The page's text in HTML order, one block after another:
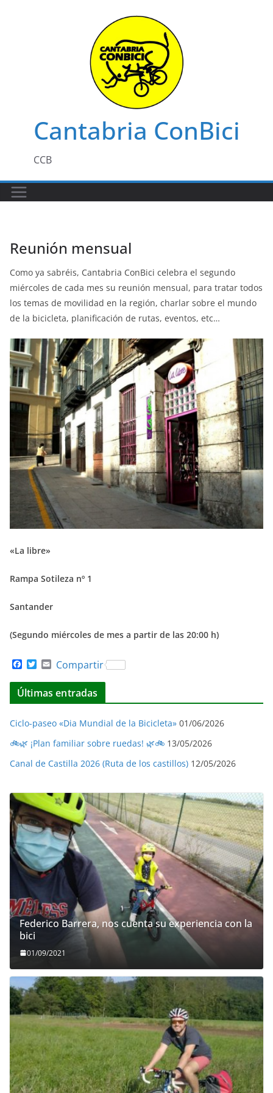
Cantabria ConBici
CCB
Reunión mensual
Como ya sabréis, Cantabria ConBici celebra el segundo
miércoles de cada mes su reunión mensual, para tratar todos
los temas de movilidad en la región, charlar sobre el mundo
de la bicicleta, planificación de rutas, eventos, etc…
«La libre»
Rampa Sotileza nº 1
Santander
(Segundo miércoles de mes a partir de las 20:00 h)
c
e
b
o
T
i
t
t
r
a
i
l
Compartir
Últimas entradas
Ciclo-paseo «Dia Mundial de la Bicicleta» 01/06/2026
🚲🌿 ¡Plan familiar sobre ruedas! 🌿🚲 13/05/2026
Canal de Castilla 2026 (Ruta de los castillos) 12/05/2026
Federico Barrera, nos cuenta su experiencia con la
bici
01/09/2021